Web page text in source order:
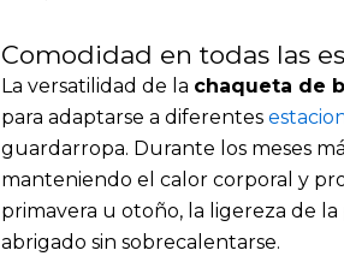
Comodidad en todas las
La versatilidad de la chaqueta de
para adaptarse a diferentes
guardarropa. Durante los meses
manteniendo el calor corporal y
primavera u otoño, la ligereza de
abrigado sin sobrecalentarse.